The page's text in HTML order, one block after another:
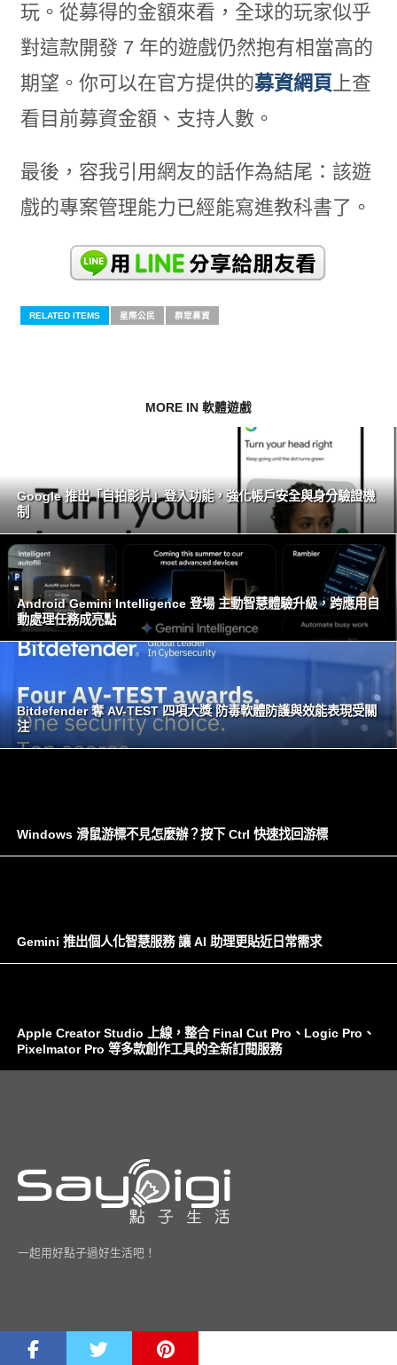
玩。從募得的金額來看，全球的玩家似乎
對這款開發 7 年的遊戲仍然抱有相當高的
期望。你可以在官方提供的募資網頁 上查
看目前募資金額、支持人數。
最後，容我引用網友的話作為結尾：該遊
戲的專案管理能力已經能寫進教科書了。
RELATED ITEMS 星際公民 群眾募資
MORE IN 軟體遊戲
Google 推出「自拍影片」登入功能，強化帳戶安全與身分驗證機
制
Android Gemini Intelligence 登場 主動智慧體驗升級，跨應用自
動處理任務成亮點
Bitdefender 奪 AV-TEST 四項大獎 防毒軟體防護與效能表現受關
注
Windows 滑鼠游標不見怎麼辦？按下 Ctrl 快速找回游標
Gemini 推出個人化智慧服務 讓 AI 助理更貼近日常需求
Apple Creator Studio 上線，整合 Final Cut Pro、Logic Pro、
Pixelmator Pro 等多款創作工具的全新訂閱服務
一起用好點子過好生活吧！